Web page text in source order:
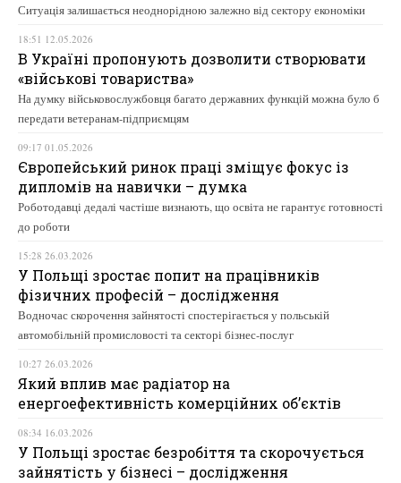
Ситуація залишається неоднорідною залежно від сектору економіки
18:51 12.05.2026
В Україні пропонують дозволити створювати
«військові товариства»
На думку військовослужбовця багато державних функцій можна було б
передати ветеранам-підприємцям
09:17 01.05.2026
Європейський ринок праці зміщує фокус із
дипломів на навички – думка
Роботодавці дедалі частіше визнають, що освіта не гарантує готовності
до роботи
15:28 26.03.2026
У Польщі зростає попит на працівників
фізичних професій – дослідження
Водночас скорочення зайнятості спостерігається у польській
автомобільній промисловості та секторі бізнес-послуг
10:27 26.03.2026
Який вплив має радіатор на
енергоефективність комерційних об’єктів
08:34 16.03.2026
У Польщі зростає безробіття та скорочується
зайнятість у бізнесі – дослідження